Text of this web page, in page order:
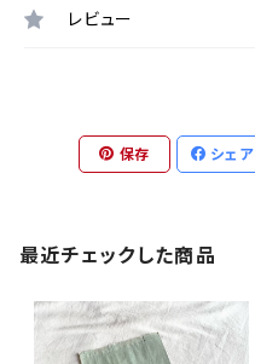
レビュー
保存 シェア
最近チェックした商品